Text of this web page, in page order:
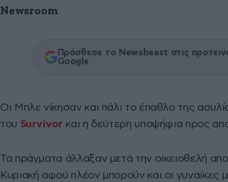
Newsroom
Πρόσθεσε το Newsbeast στις
Google
Οι Μπλε νίκησαν και πάλι το έπαθλο της
του Survivor και η δεύτερη υποψήφια προς
Τα πράγματα άλλαξαν μετά την οικειοθελή
Κυριακή αφού πλέον μπορούν και οι γυναίκες